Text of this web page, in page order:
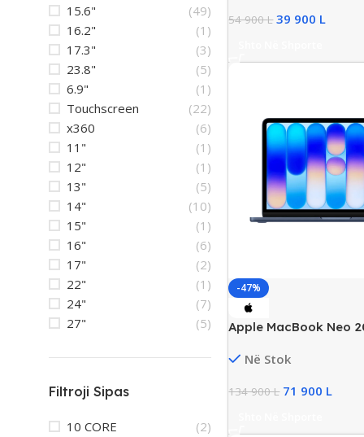
15.6"
(49)
16.2"
(1)
17.3"
(3)
23.8"
(5)
6.9"
(1)
Touchscreen
(22)
x360
(6)
11"
(1)
12"
(1)
13"
(5)
14"
(10)
15"
(1)
16"
(6)
17"
(2)
22"
(1)
24"
(7)
27"
(5)
Filtroji Sipas
10 CORE
(2)
54 900L 39 900 L
-47%
Apple MacBook Neo
Storage, 5-Core GPU,
Në Stok
134 900L 71 900 L